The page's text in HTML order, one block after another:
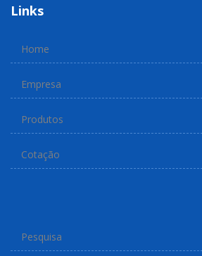
Links
Home
Empresa
Produtos
Cotação
Pesquisa